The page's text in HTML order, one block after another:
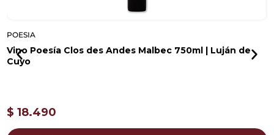
POESIA
Vino Poesía Clos des Andes Malbec 750ml | Luján de
Cuyo
$ 18.490